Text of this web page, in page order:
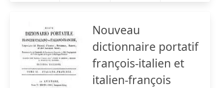
Nouveau
dictionnaire portatif
françois-italien et
italien-françois